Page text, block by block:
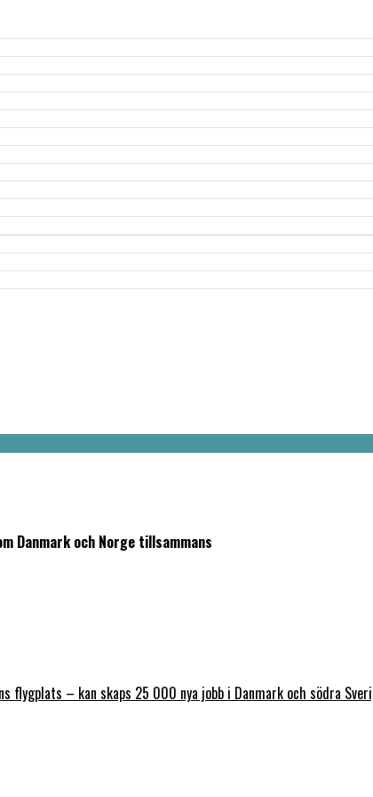
Danmark och Norge tillsammans
flygplats – kan skaps 25 000 nya jobb i Danmark och södra